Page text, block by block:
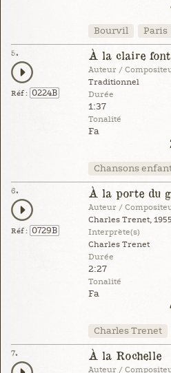
Bourvil Paris
5.
Réf : 0224B
À la claire
Auteur /
Traditionnel
Durée
1:37
Tonalité
Fa
Chansons
6.
Réf : 0729B
À la porte du
Auteur /
Charles Trenet, 1955
Interprète(s)
Charles Trenet
Durée
2:27
Tonalité
Fa
Charles Trenet
7. À la Rochelle
Auteur /